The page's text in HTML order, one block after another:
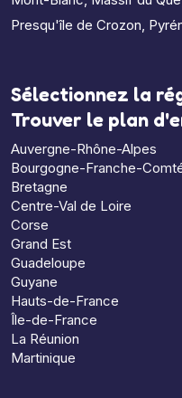
Presqu'île de Crozon,
Sélectionnez la
Trouver le plan
Auvergne-Rhône-Alpes
Bourgogne-Franche-
Bretagne
Centre-Val de Loire
Corse
Grand Est
Guadeloupe
Guyane
Hauts-de-France
Île-de-France
La Réunion
Martinique